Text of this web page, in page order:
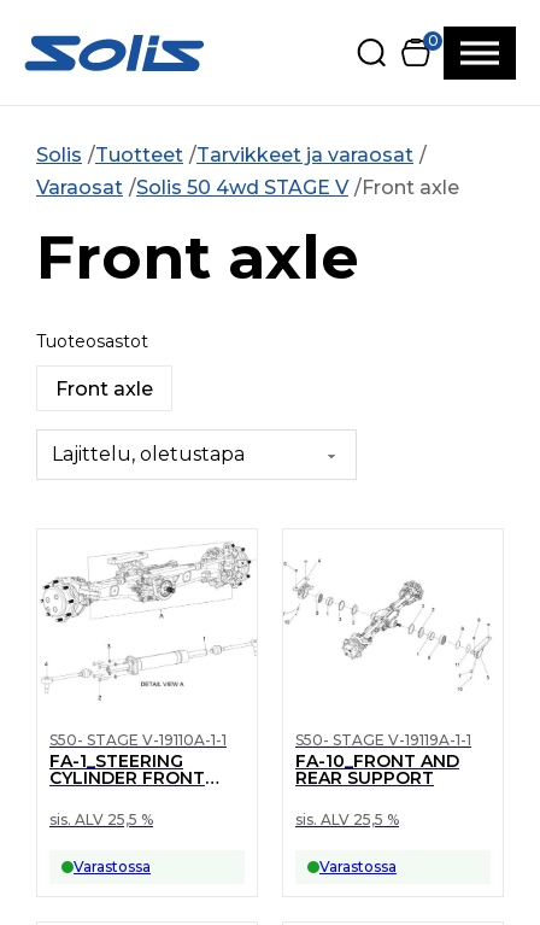
0
Solis Tuotteet
Tarvikkeet ja varaosat
Varaosat Solis 50 4wd STAGE V Front axle
Front axle
Tuoteosastot
Front axle
S50- STAGE V-19110A-1-1
FA-1_STEERING
CYLINDER FRONT
sis. ALV 25,5 %
Varastossa
S50- STAGE V-19119A-1-1
FA-10_FRONT AND
REAR SUPPORT
sis. ALV 25,5 %
Varastossa